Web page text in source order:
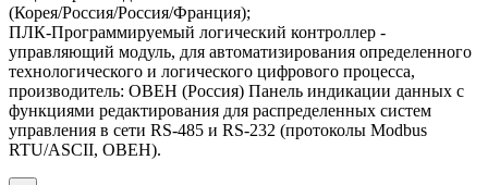
(Корея/Россия/Россия/Франция);
ПЛК-Программируемый логический контроллер -
управляющий модуль, для автоматизирования определенного
технологического и логического цифрового процесса,
производитель: ОВЕН (Россия) Панель индикации данных с
функциями редактирования для распределенных систем
управления в сети RS-485 и RS-232 (протоколы Modbus
RTU/ASCII, ОВЕН).